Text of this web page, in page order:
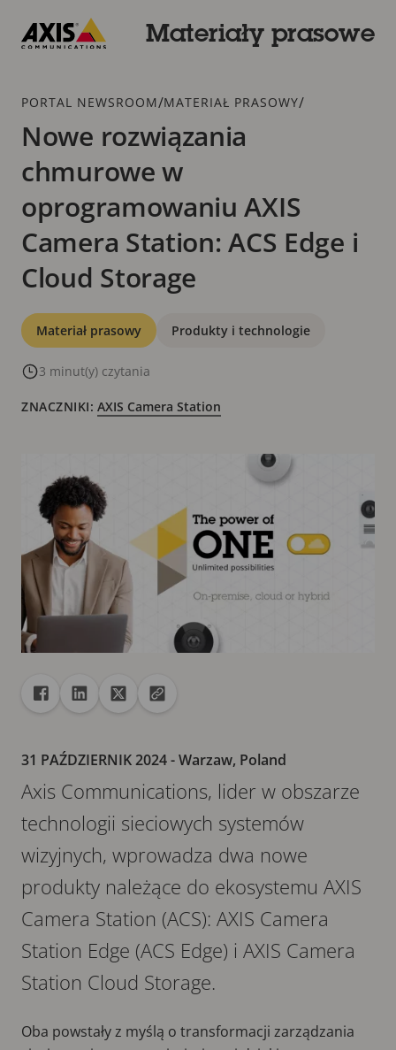
głównej
Materiały prasowe
Dodatek
PORTAL NEWSROOM/MATERIAŁ PRASOWY/
Nowe rozwiązania
chmurowe w
oprogramowaniu AXIS
Camera Station: ACS Edge i
Cloud Storage
Kategorie
Materiał prasowy Produkty i technologie
3 minut(y) czytania
ZNACZNIKI: AXIS Camera Station
Udostępnij
Udostępnij na Facebook
Udostępnij na Linkedin
Udostępnij na X
Skopiuj adres URL do schowka
31 PAŹDZIERNIK 2024- Warzaw, Poland
Axis Communications, lider w obszarze
technologii sieciowych systemów
wizyjnych, wprowadza dwa nowe
produkty należące do ekosystemu AXIS
Camera Station (ACS): AXIS Camera
Station Edge (ACS Edge) i AXIS Camera
Station Cloud Storage.
Oba powstały z myślą o transformacji zarządzania